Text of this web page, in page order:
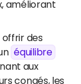
améliorant
des
équilibre
aux
congés, les